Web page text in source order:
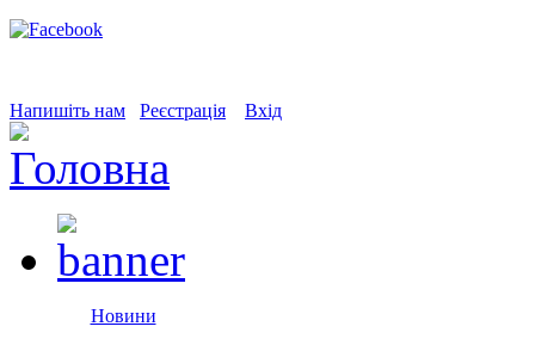
Напишіть нам Реєстрація Вхід
Новини